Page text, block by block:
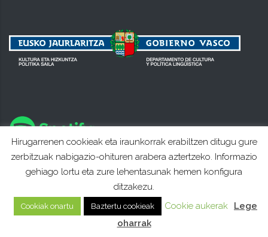
Hirugarrenen cookieak eta iraunkorrak erabiltzen ditugu gure
zerbitzuak nabigazio-ohituren arabera aztertzeko. Informazio
gehiago lortu eta zure lehentasunak hemen konfigura
ditzakezu.
Cookiak onartu Baztertu cookieak Cookie aukerak
Lege
oharrak